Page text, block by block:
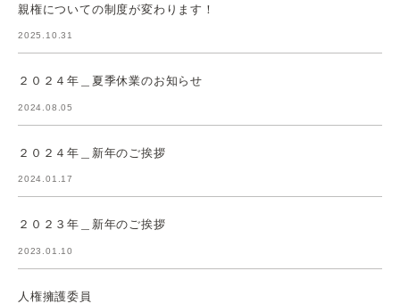
親権についての制度が変わります！
2025.10.31
２０２４年＿夏季休業のお知らせ
2024.08.05
２０２４年＿新年のご挨拶
2024.01.17
２０２３年＿新年のご挨拶
2023.01.10
人権擁護委員